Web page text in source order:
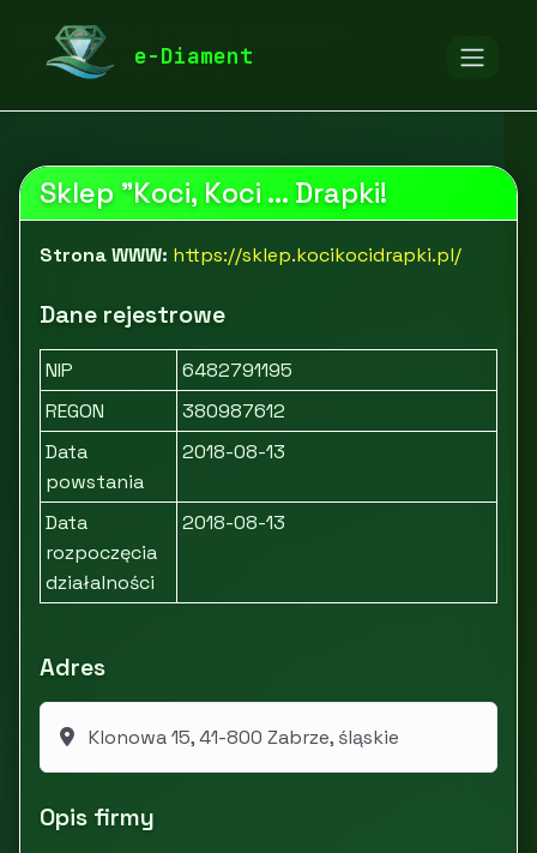
e-Diament
diamentspa.pl
Handel i dystrybucja
Sklep "Koci, Koci ... Drapki!
Strona WWW: https://sklep.kocikocidrapki.pl/
Dane rejestrowe
NIP
6482791195
REGON
380987612
Data
powstania
2018-08-13
Data
rozpoczęcia
działalności
2018-08-13
Adres
Klonowa 15, 41-800 Zabrze, śląskie
Opis firmy